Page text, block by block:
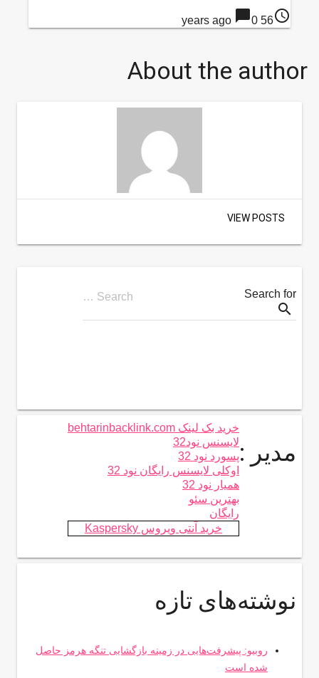
access_time
56 years ago
chat_bubble0
About the author
VIEW POSTS
Search for
Search …
search
مدیر :
خرید بک لینک behtarinbacklink.com
لایسنس نود32
پسورد نود 32
اوکلی لایسنس رایگان نود 32
همیار نود 32
بهترین سئو
رایگان
خرید آنتی ویروس Kaspersky
نوشته‌های تازه
روبیو: پیشرفت‌هایی در زمینه بازگشایی تنگه هرمز حاصل
شده است